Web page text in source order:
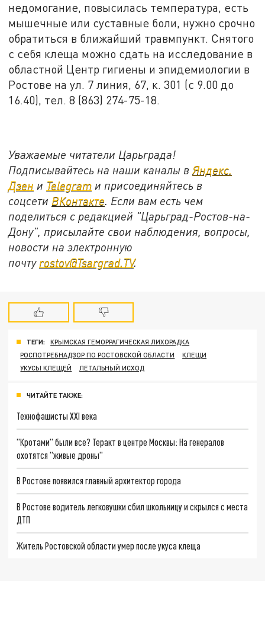
недомогание, повысилась температура, есть
мышечные или суставные боли, нужно срочно
обратиться в ближайший травмпункт. Снятого
с себя клеща можно сдать на исследование в
областной Центр гигиены и эпидемиологии в
Ростове на ул. 7 линия, 67, к. 301 (с 9.00 до
16.40), тел. 8 (863) 274-75-18.
Уважаемые читатели Царьграда!
Подписывайтесь на наши каналы в Яндекс.
Дзен и Telegram и присоединяйтесь в
соцсети ВКонтакте . Если вам есть чем
поделиться с редакцией "Царьград-Ростов-на-
Дону", присылайте свои наблюдения, вопросы,
новости на электронную
почту rostov@Tsargrad.ТV.
ТЕГИ:
КРЫМСКАЯ ГЕМОРРАГИЧЕСКАЯ ЛИХОРАДКА
РОСПОТРЕБНАДЗОР ПО РОСТОВСКОЙ ОБЛАСТИ
КЛЕЩИ
УКУСЫ КЛЕЩЕЙ
ЛЕТАЛЬНЫЙ ИСХОД
ЧИТАЙТЕ ТАКЖЕ:
Технофашисты XXI века
"Кротами" были все? Теракт в центре Москвы: На генералов
охотятся "живые дроны"
В Ростове появился главный архитектор города
В Ростове водитель легковушки сбил школьницу и скрылся с места
ДТП
Житель Ростовской области умер после укуса клеща